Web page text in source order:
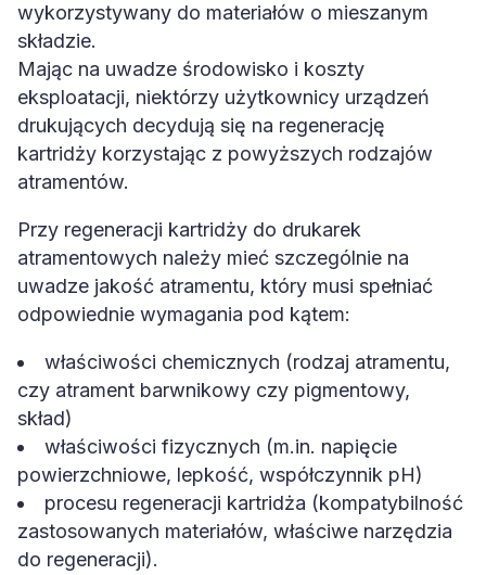
wykorzystywany do materiałów o mieszanym
składzie.
Mając na uwadze środowisko i koszty
eksploatacji, niektórzy użytkownicy urządzeń
drukujących decydują się na regenerację
kartridży korzystając z powyższych rodzajów
atramentów.
Przy regeneracji kartridży do drukarek
atramentowych należy mieć szczególnie na
uwadze jakość atramentu, który musi spełniać
odpowiednie wymagania pod kątem:
właściwości chemicznych (rodzaj atramentu,
czy atrament barwnikowy czy pigmentowy,
skład)
właściwości fizycznych (m.in. napięcie
powierzchniowe, lepkość, współczynnik pH)
procesu regeneracji kartridża (kompatybilność
zastosowanych materiałów, właściwe narzędzia
do regeneracji).